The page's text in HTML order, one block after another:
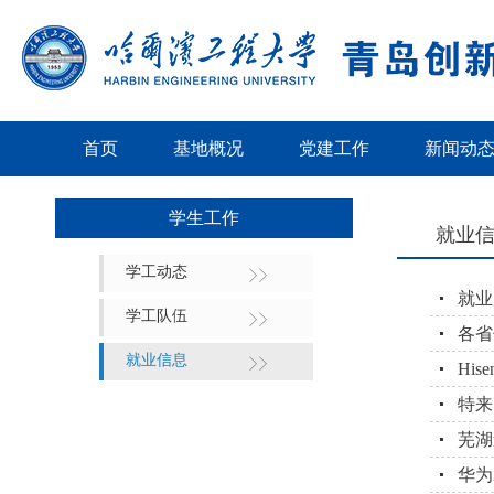
首页 基地概况 党建工作 新闻动态
学生工作
学工动态
学工队伍
就业信息
就业
就
各
特
芜
华